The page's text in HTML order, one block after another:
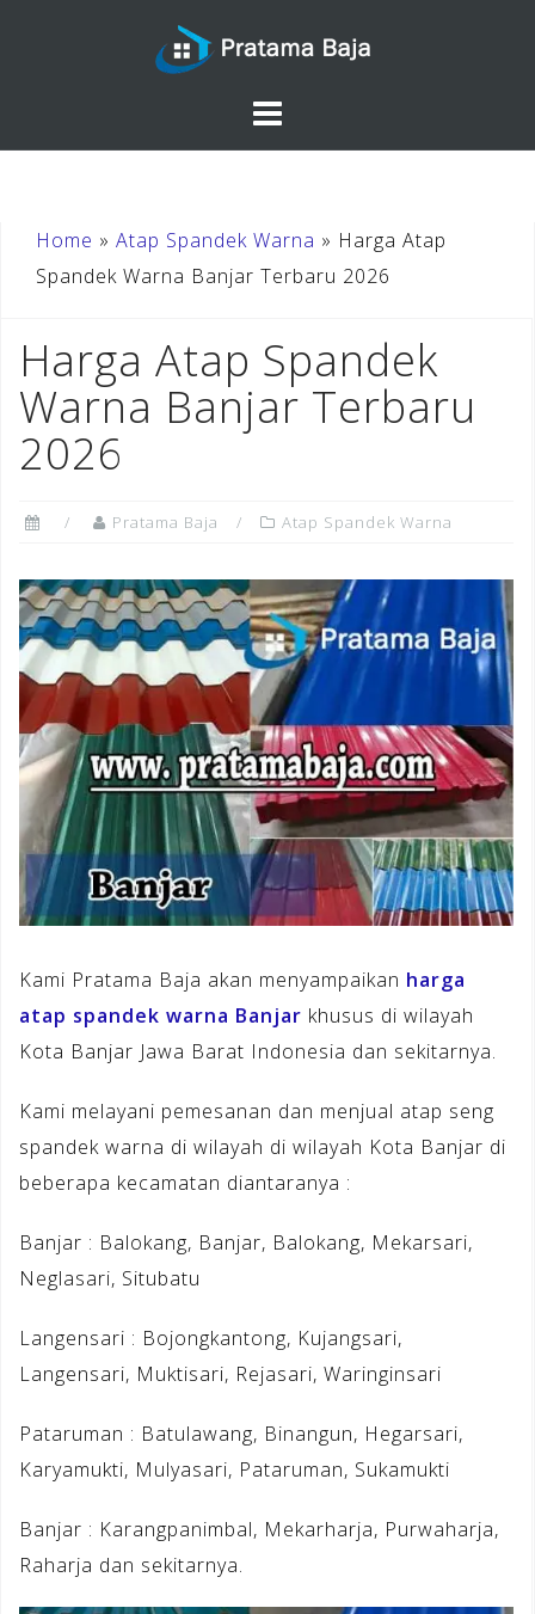
Home » Atap Spandek Warna » Harga Atap
Spandek Warna Banjar Terbaru 2026
Harga Atap Spandek
Warna Banjar Terbaru
2026
Pratama Baja Atap Spandek Warna
Kami Pratama Baja akan menyampaikan harga
atap spandek warna Banjar khusus di wilayah
Kota Banjar Jawa Barat Indonesia dan sekitarnya.
Kami melayani pemesanan dan menjual atap seng
spandek warna di wilayah di wilayah Kota Banjar di
beberapa kecamatan diantaranya :
Banjar : Balokang, Banjar, Balokang, Mekarsari,
Neglasari, Situbatu
Langensari : Bojongkantong, Kujangsari,
Langensari, Muktisari, Rejasari, Waringinsari
Pataruman : Batulawang, Binangun, Hegarsari,
Karyamukti, Mulyasari, Pataruman, Sukamukti
Banjar : Karangpanimbal, Mekarharja, Purwaharja,
Raharja dan sekitarnya.